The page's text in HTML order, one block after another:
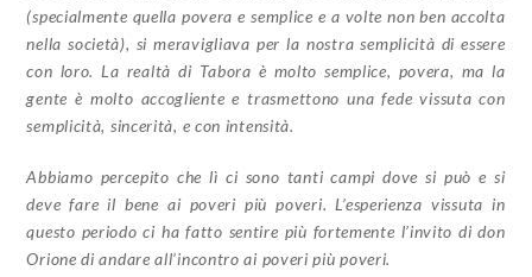
(specialmente quella povera e semplice e a volte non ben accolta
nella società), si meravigliava per la nostra semplicità di essere
con loro. La realtà di Tabora è molto semplice, povera, ma la
gente è molto accogliente e trasmettono una fede vissuta con
semplicità, sincerità, e con intensità.
Abbiamo percepito che lì ci sono tanti campi dove si può e si
deve fare il bene ai poveri più poveri. L’esperienza vissuta in
questo periodo ci ha fatto sentire più fortemente l’invito di don
Orione di andare all’incontro ai poveri più poveri.